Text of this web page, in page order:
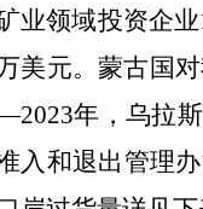
业领域投资企业
美元。蒙古国
2023年，乌拉
入和退出管理